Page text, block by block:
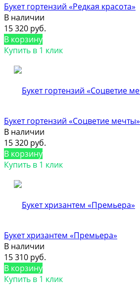
Букет гортензий «Редкая красота»
В наличии
15 320 руб.
В корзину
Купить в 1 клик
Букет гортензий «Соцветие мечты»
В наличии
15 320 руб.
В корзину
Купить в 1 клик
Букет хризантем «Премьера»
В наличии
15 310 руб.
В корзину
Купить в 1 клик